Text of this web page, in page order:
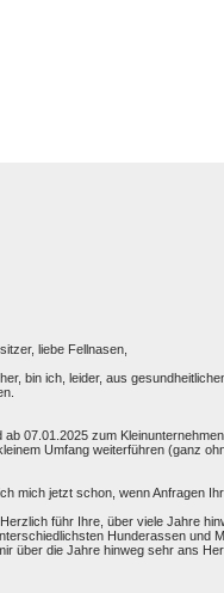
liebe Fellnasen,
bin ich, leider, aus
ab 07.01.2025 zum
Umfang weiterführen (ganz
mich jetzt schon, wenn Anfragen
führ Ihre, über viele Jahre
Hunderassen und
über die Jahre hinweg sehr ans